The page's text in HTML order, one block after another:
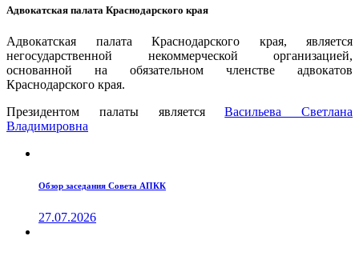
Адвокатская палата Краснодарского края
Адвокатская палата Краснодарского края, является
негосударственной некоммерческой организацией,
основанной на обязательном членстве адвокатов
Краснодарского края.
Президентом палаты являетсяВаcильева Светлана
Владимировна
Обзор заседания Совета АПКК
27.07.2026